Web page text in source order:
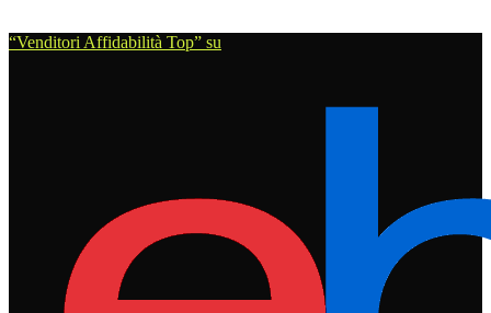
“Venditori Affidabilità Top” su